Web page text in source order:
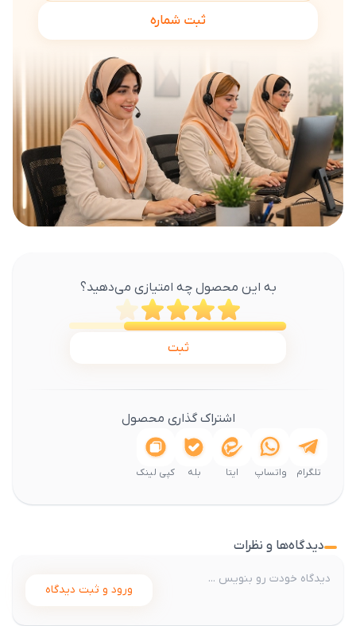
ثبت شماره
به این محصول چه امتیازی می‌دهید؟
ثبت
اشتراک گذاری محصول
تلگرام واتساپ ایتا بله کپی لینک
دیدگاه‌ها و نظرات
ورود و ثبت دیدگاه